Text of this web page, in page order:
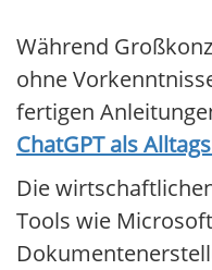
Während
ohne
fertigen
ChatGPT als
Die
Tools wie